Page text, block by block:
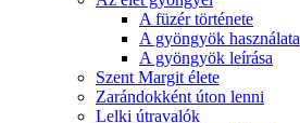
A füzér története
A gyöngyök használata
A gyöngyök leírása
Szent Margit élete
Zarándokként úton lenni
Lelki útravalók